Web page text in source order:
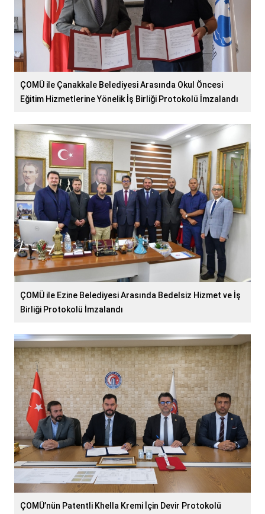
ÇOMÜ ile Çanakkale Belediyesi Arasında Okul Öncesi
Eğitim Hizmetlerine Yönelik İş Birliği Protokolü İmzalandı
ÇOMÜ ile Ezine Belediyesi Arasında Bedelsiz Hizmet ve İş
Birliği Protokolü İmzalandı
ÇOMÜ’nün Patentli Khella Kremi İçin Devir Protokolü